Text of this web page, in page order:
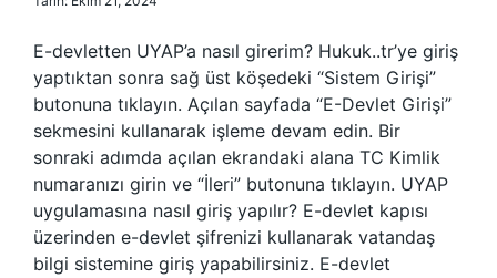
E-devletten UYAP’a nasıl girerim? Hukuk..tr’ye giriş
yaptıktan sonra sağ üst köşedeki “Sistem Girişi”
butonuna tıklayın. Açılan sayfada “E-Devlet Girişi”
sekmesini kullanarak işleme devam edin. Bir
sonraki adımda açılan ekrandaki alana TC Kimlik
numaranızı girin ve “İleri” butonuna tıklayın. UYAP
uygulamasına nasıl giriş yapılır? E-devlet kapısı
üzerinden e-devlet şifrenizi kullanarak vatandaş
bilgi sistemine giriş yapabilirsiniz. E-devlet